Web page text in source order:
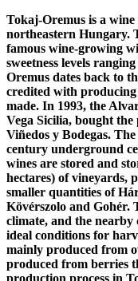
Tokaj-Oremus is a
northeastern Hungary.
famous wine-growing
sweetness levels
Oremus dates back to
credited with
made. In 1993, the
Vega Sicilia, bought
Viñedos y Bodegas.
century underground
wines are stored and
hectares) of
smaller quantities of
Kövérszolo and Gohér.
climate, and the
ideal conditions for
mainly produced from
produced from berries
production process in